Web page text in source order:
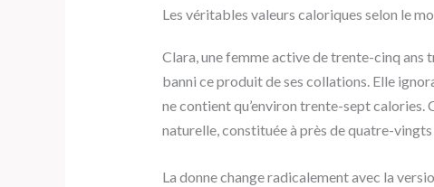
Les véritables valeurs caloriques selon le
Clara, une femme active de trente-cinq ans
banni ce produit de ses collations. Elle
ne contient qu’environ trente-sept
naturelle, constituée à près de quatre-vingts
La donne change radicalement avec la